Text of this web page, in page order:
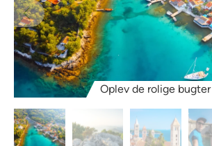
Oplev de rolige